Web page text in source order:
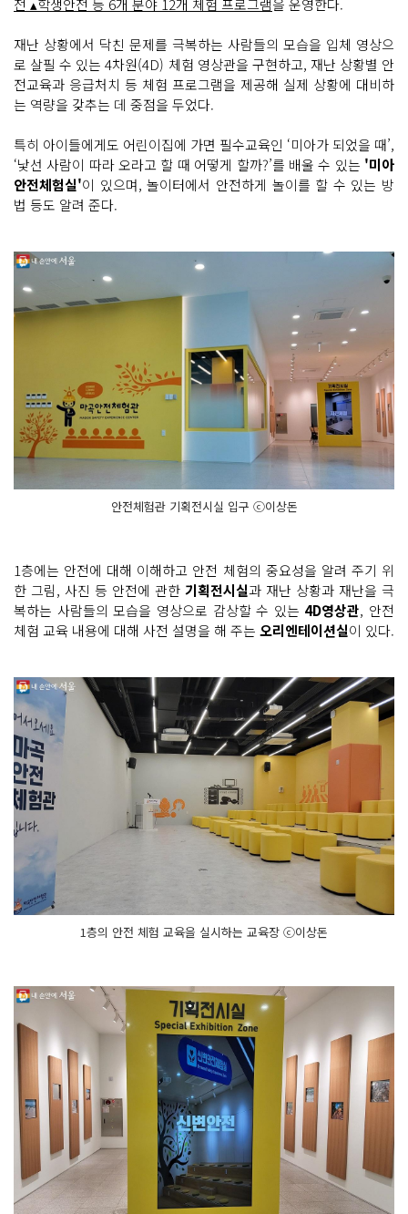
재난 상황에서 닥친 문제를 극복하는 사람들의 모습을 입체 영상으
로 살필 수 있는 4차원(4D) 체험 영상관을 구현하고, 재난 상황별 안
전교육과 응급처치 등 체험 프로그램을 제공해 실제 상황에 대비하
는 역량을 갖추는 데 중점을 두었다.
특히 아이들에게도 어린이집에 가면 필수교육인 ‘미아가 되었을 때’,
‘낯선 사람이 따라 오라고 할 때 어떻게 할까?’를 배울 수 있는 '미아
안전체험실'이 있으며, 놀이터에서 안전하게 놀이를 할 수 있는 방
법 등도 알려 준다.
안전체험관 기획전시실 입구 ⓒ이상돈
1층에는 안전에 대해 이해하고 안전 체험의 중요성을 알려 주기 위
한 그림, 사진 등 안전에 관한 기획전시실과 재난 상황과 재난을 극
복하는 사람들의 모습을 영상으로 감상할 수 있는 4D영상관, 안전
체험 교육 내용에 대해 사전 설명을 해 주는 오리엔테이션실이 있다.
1층의 안전 체험 교육을 실시하는 교육장 ⓒ이상돈